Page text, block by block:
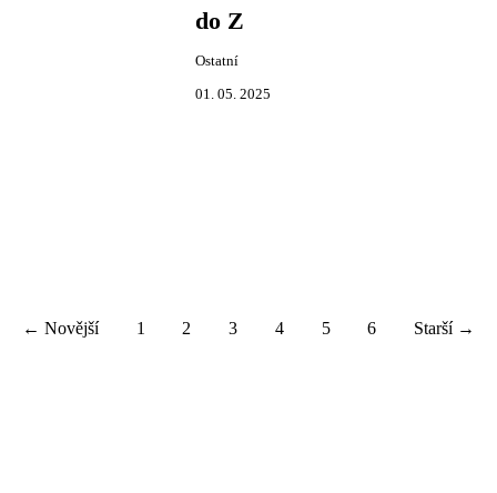
do Z
Ostatní
01. 05. 2025
← Novější 1 2 3 4 5 6 Starší →